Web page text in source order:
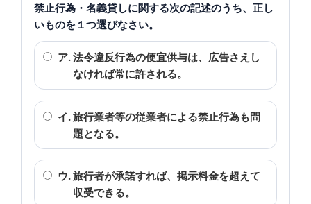
禁止行為・名義貸しに関する次の記述のうち、正し
いものを１つ選びなさい。
ア.法令違反行為の便宜供与は、広告さえし
なければ常に許される。
イ.旅行業者等の従業者による禁止行為も問
題となる。
ウ.旅行者が承諾すれば、掲示料金を超えて
収受できる。